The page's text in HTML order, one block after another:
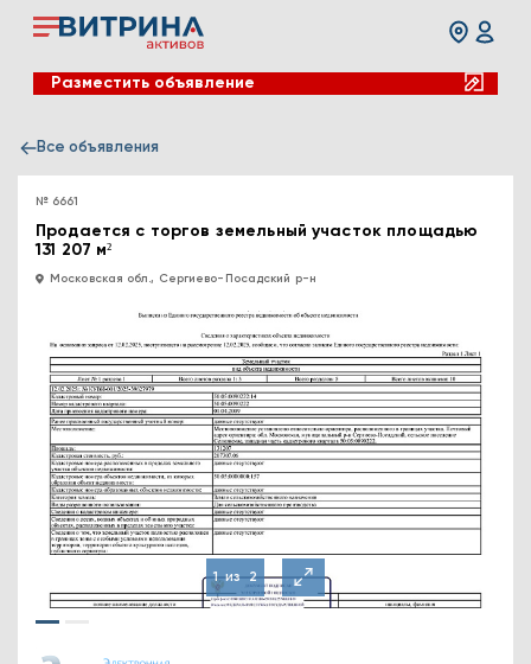
Разместить объявление
Все объявления
№ 6661
Продается с торгов земельный участок площадью
131 207 м²
Московская обл., Сергиево-Посадский р-н
1из2